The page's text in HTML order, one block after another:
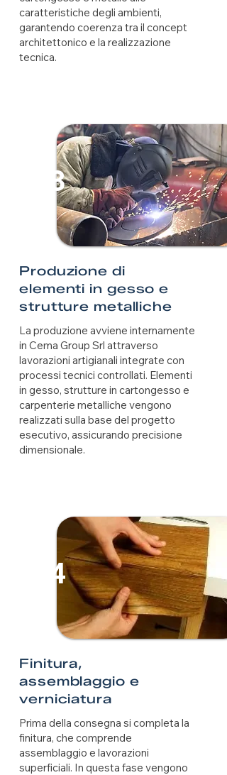
caratteristiche degli ambienti,
garantendo coerenza tra il concept
architettonico e la realizzazione
tecnica.
3
Produzione di
elementi in gesso e
strutture metalliche
La produzione avviene internamente
in Cema Group Srl attraverso
lavorazioni artigianali integrate con
processi tecnici controllati. Elementi
in gesso, strutture in cartongesso e
carpenterie metalliche vengono
realizzati sulla base del progetto
esecutivo, assicurando precisione
dimensionale.
4
Finitura,
assemblaggio e
verniciatura
Prima della consegna si completa la
finitura, che comprende
assemblaggio e lavorazioni
superficiali. In questa fase vengono